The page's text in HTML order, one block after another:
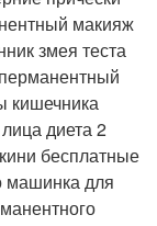
макияж
змея теста
кишечника
диета 2
бесплатные
машинка для